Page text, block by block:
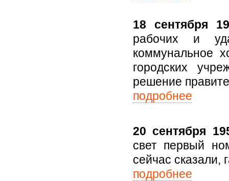
18 сентября
рабочих и
коммунальное
городских
решение
подробнее
20 сентября
свет первый
сейчас сказали,
подробнее